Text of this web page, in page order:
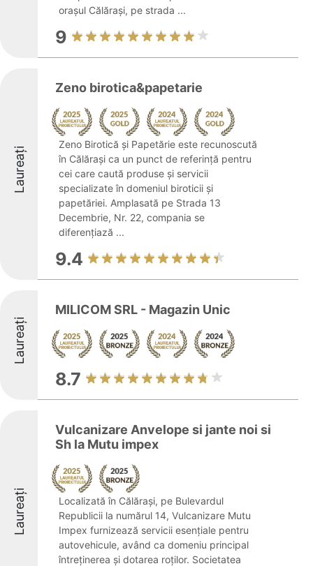
orașul Călărași, pe strada ...
9
Laureați
Zeno birotica&papetarie
Zeno Birotică și Papetărie este recunoscută
în Călărași ca un punct de referință pentru
cei care caută produse și servicii
specializate în domeniul biroticii și
papetăriei. Amplasată pe Strada 13
Decembrie, Nr. 22, compania se
diferențiază ...
9.4
Laureați
MILICOM SRL - Magazin Unic
8.7
Laureați
Vulcanizare Anvelope si jante noi si
Sh la Mutu impex
Localizată în Călărași, pe Bulevardul
Republicii la numărul 14, Vulcanizare Mutu
Impex furnizează servicii esențiale pentru
autovehicule, având ca domeniu principal
întreținerea și dotarea roților. Societatea